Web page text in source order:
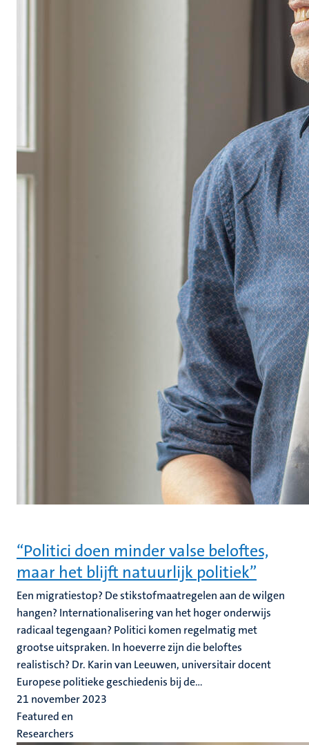
“Politici doen minder valse beloftes,
maar het blijft natuurlijk politiek”
Een migratiestop? De stikstofmaatregelen aan de wilgen
hangen? Internationalisering van het hoger onderwijs
radicaal tegengaan? Politici komen regelmatig met
grootse uitspraken. In hoeverre zijn die beloftes
realistisch? Dr. Karin van Leeuwen, universitair docent
Europese politieke geschiedenis bij de...
21 november 2023
Featured en
Researchers